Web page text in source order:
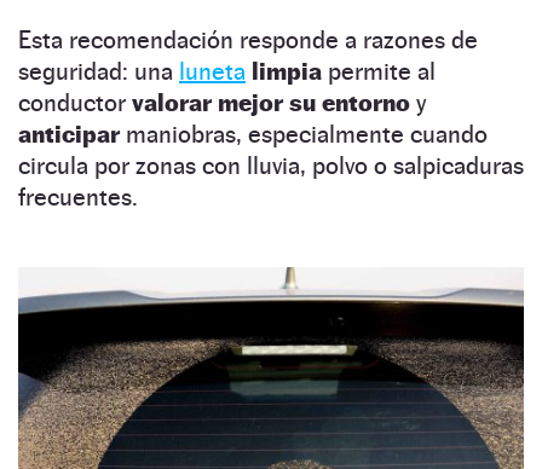
Esta recomendación responde a razones de
seguridad: una luneta limpia permite al
conductor valorar mejor su entorno y
anticipar maniobras, especialmente cuando
circula por zonas con lluvia, polvo o salpicaduras
frecuentes.